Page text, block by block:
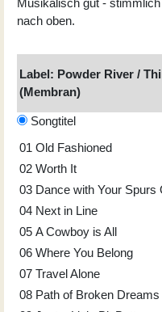
Musikalisch gut -
nach oben.
Label: Powder River /
(Membran)
Songtitel
01 Old Fashioned
02 Worth It
03 Dance with Your Spurs
04 Next in Line
05 A Cowboy is All
06 Where You Belong
07 Travel Alone
08 Path of Broken Dreams